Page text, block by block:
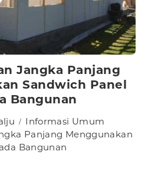
Jangka Panjang
Sandwich Panel
Bangunan
Informasi Umum
Panjang Menggunakan
Bangunan